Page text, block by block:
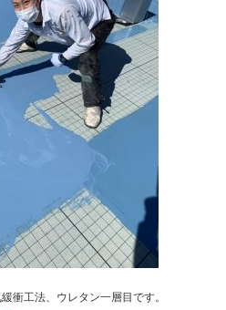
衝工法、ウレタン一層目です。